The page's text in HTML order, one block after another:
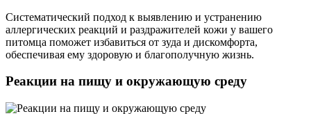
Систематический подход к выявлению и устранению
аллергических реакций и раздражителей кожи у вашего
питомца поможет избавиться от зуда и дискомфорта,
обеспечивая ему здоровую и благополучную жизнь.
Реакции на пищу и окружающую среду